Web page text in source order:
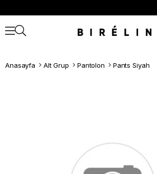
Anasayfa Alt Grup Pantolon Pants Siyah